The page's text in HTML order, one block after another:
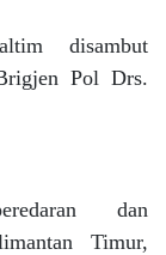
disambut
Pol Drs.
dan
Timur,